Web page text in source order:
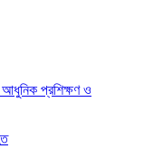
আধুনিক প্রশিক্ষণ ও